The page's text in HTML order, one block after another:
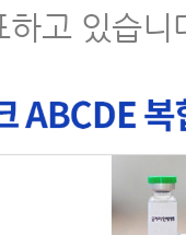
하고 있습니